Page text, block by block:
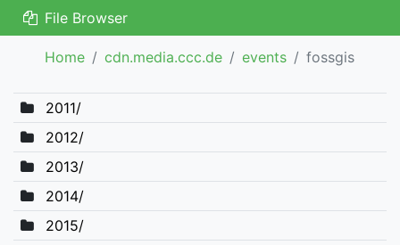
File Browser
Home cdn.media.ccc.de events fossgis
2011/
2012/
2013/
2014/
2015/